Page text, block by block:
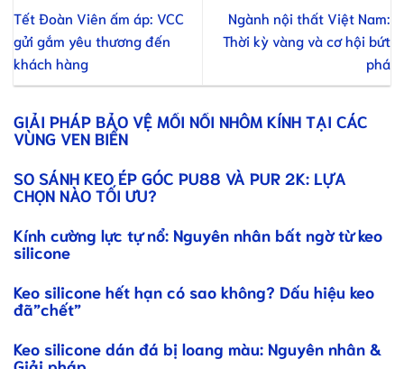
Tết Đoàn Viên ấm áp: VCC
gửi gắm yêu thương đến
khách hàng
Ngành nội thất Việt Nam:
Thời kỳ vàng và cơ hội bứt
phá
GIẢI PHÁP BẢO VỆ MỐI NỐI NHÔM KÍNH TẠI CÁC
VÙNG VEN BIỂN
SO SÁNH KEO ÉP GÓC PU88 VÀ PUR 2K: LỰA
CHỌN NÀO TỐI ƯU?
Kính cường lực tự nổ: Nguyên nhân bất ngờ từ keo
silicone
Keo silicone hết hạn có sao không? Dấu hiệu keo
đã”chết”
Keo silicone dán đá bị loang màu: Nguyên nhân &